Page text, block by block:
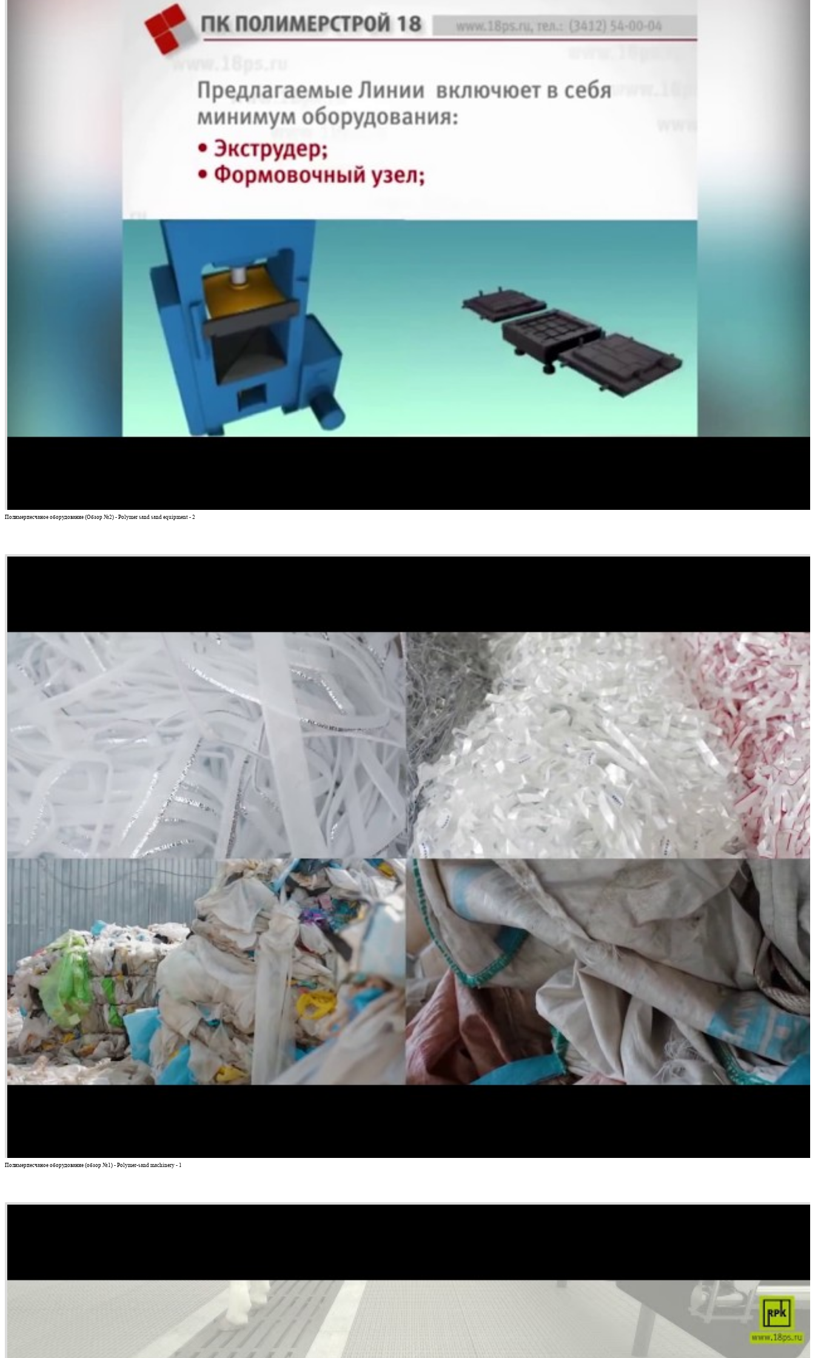
Полимерпесчаное оборудование (Обзор №2) - Polymer sand sand equipment - 2
Полимерпесчаное оборудование (обзор №1) - Polymer-sand machinery - 1